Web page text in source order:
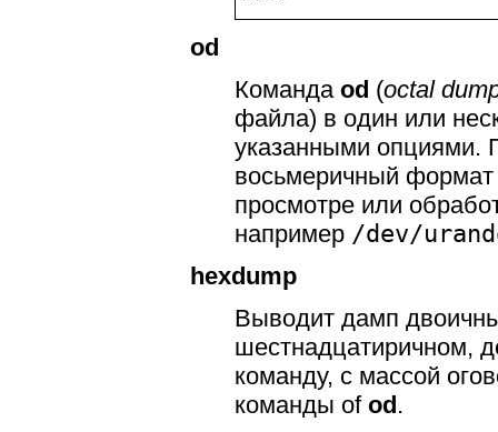
od
Команда od (octal
файла) в один или
указанными опциями.
восьмеричный
просмотре или
например /dev/
hexdump
Выводит дамп
шестнадцатиричном,
команду, с массой
команды of od .